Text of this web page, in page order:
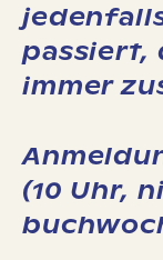
passiert,
immer
(10 Uhr,